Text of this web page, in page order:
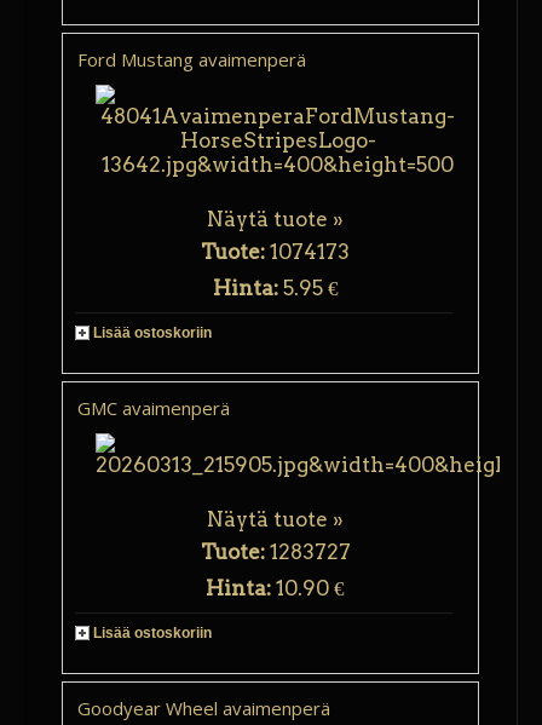
Ford Mustang avaimenperä
Näytä tuote »
Tuote:1074173
Hinta: 5.95 €
Lisää ostoskoriin
GMC avaimenperä
Näytä tuote »
Tuote: 1283727
Hinta:10.90 €
Lisää ostoskoriin
Goodyear Wheel avaimenperä